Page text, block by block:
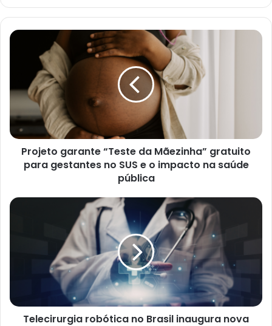
b
s
t
e
Projeto garante “Teste da Mãezinha” gratuito
para gestantes no SUS e o impacto na saúde
pública
Telecirurgia robótica no Brasil inaugura nova